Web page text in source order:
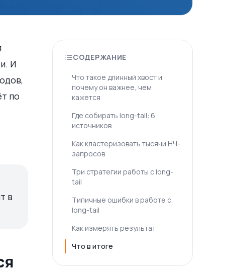
И
по
в
СОДЕРЖАНИЕ
Что такое длинный хвост и
почему он важнее, чем
кажется
Где собирать long-tail: 6
источников
Как кластеризовать тысячи НЧ-
запросов
Три стратегии работы с long-
tail
Типичные ошибки в работе с
long-tail
Как измерять результат
Что в итоге